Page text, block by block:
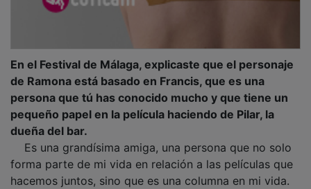
de Ramona está basado en Francis, que es una
persona que tú has conocido mucho y que tiene un
pequeño papel en la película haciendo de Pilar, la
dueña del bar.
Es una grandísima amiga, una persona que no solo
forma parte de mi vida en relación a las películas que
hacemos juntos, sino que es una columna en mi vida.